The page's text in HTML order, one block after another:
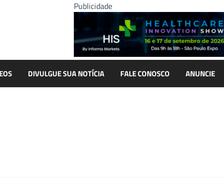
Publicidade
DIVULGUE SUA NOTÍCIA FALE CONOSCO ANUNCIE